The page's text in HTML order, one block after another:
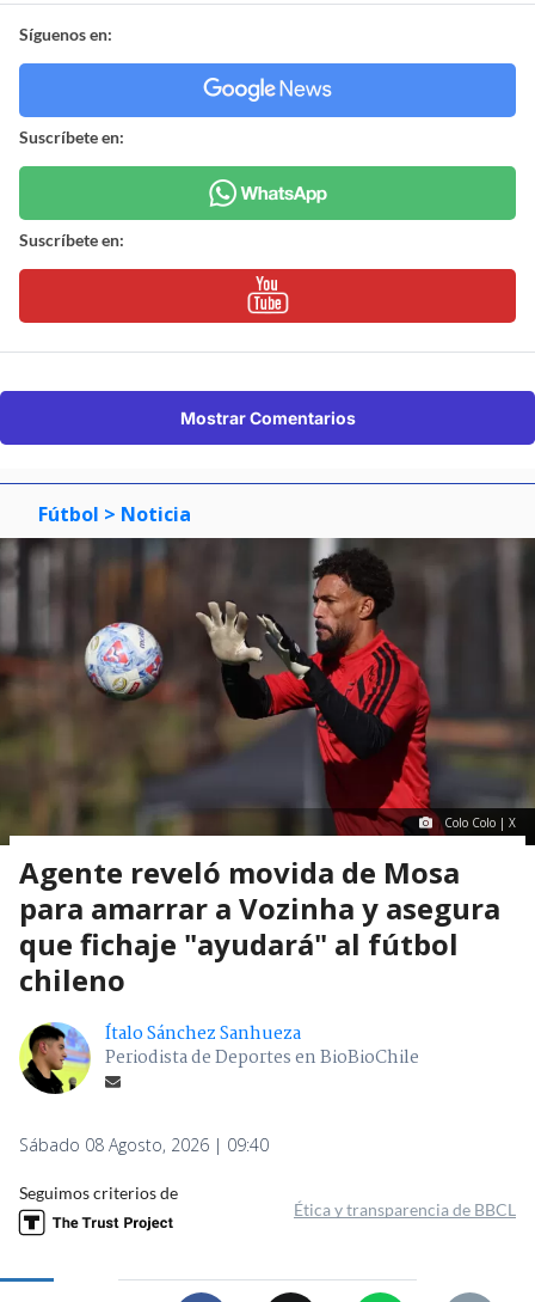
Síguenos en:
Suscríbete en:
Suscríbete en:
Mostrar Comentarios
Fútbol > Noticia
Colo Colo | X
Agente reveló movida de Mosa
para amarrar a Vozinha y asegura
que fichaje "ayudará" al fútbol
chileno
Ítalo Sánchez Sanhueza
Periodista de Deportes en BioBioChile
Sábado 08 Agosto, 2026 | 09:40
Seguimos criterios de
Ética y transparencia de BBCL